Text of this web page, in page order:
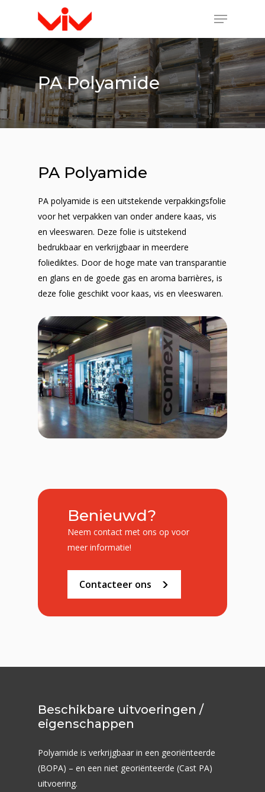
PA Polyamide
PA Polyamide
PA polyamide is een uitstekende verpakkingsfolie
voor het verpakken van onder andere kaas, vis
en vleeswaren. Deze folie is uitstekend
bedrukbaar en verkrijgbaar in meerdere
foliediktes. Door de hoge mate van transparantie
en glans en de goede gas en aroma barrières, is
deze folie geschikt voor kaas, vis en vleeswaren.
Benieuwd?
Neem contact met ons op voor
meer informatie!
Contacteer ons
Beschikbare uitvoeringen /
eigenschappen
Polyamide is verkrijgbaar in een georiënteerde
(BOPA) – en een niet georiënteerde (Cast PA)
uitvoering.
Druktechnieken
Marktsegmenten